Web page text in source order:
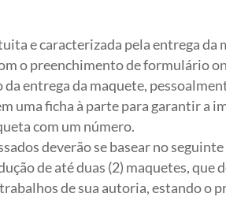
e caracterizada pela entrega da
o preenchimento de formulário
entrega da maquete,
uma ficha à parte para garantir a
com um número.
deverão se basear no
de até duas (2) maquetes, que
de sua autoria, estando o